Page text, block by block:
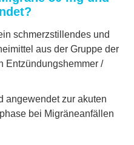
schmerzstillendes und
aus der Gruppe der
Entzündungshemmer /
angewendet zur akuten
bei Migräneanfällen